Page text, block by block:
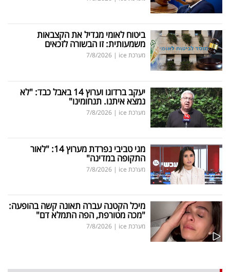
ביטוח לאומי מגדיל את הקצבאות
משמעותית: זו הבשורה לזכאים
מערכת ice |
7/8/2026
יעקב ברדוגו וערוץ 14 באבל כבד: "לא
נמצא איתנו. תנחומינו"
מערכת ice |
7/8/2026
מגי טביבי נפרדת מערוץ 14: "לאור
התקופה במדינה"
מערכת ice |
7/8/2026
מיכל הקטנה עברה תאונה קשה בהופעה:
"מכה מטורפת, הפה התמלא דם"
מערכת ice |
7/8/2026